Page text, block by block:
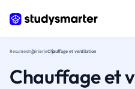
ResumesIngénierieChauffage et ventilation
Chauffage et